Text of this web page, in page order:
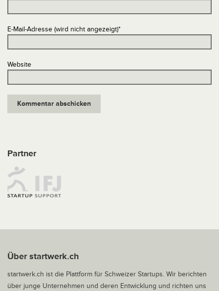
E-Mail-Adresse (wird nicht angezeigt)*
Website
Partner
Über startwerk.ch
startwerk.ch ist die Plattform für Schweizer Startups. Wir berichten
über junge Unternehmen und deren Entwicklung und richten uns